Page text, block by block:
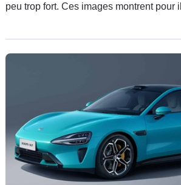
peu trop fort. Ces images montrent pour
arrêté dans le mur quelques mètres